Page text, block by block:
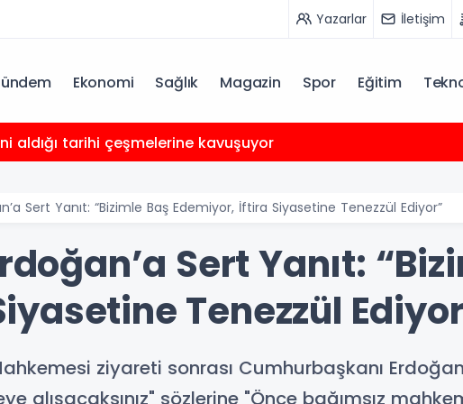
Yazarlar İletişim
Ekonomi Sağlık Magazin Spor Eğitim
aldığı tarihi çeşmelerine kavuşuyor
Sert Yanıt: “Bizimle Baş Edemiyor, İftira Siyasetine Tenezzül Ediyor”
Sert Yanıt:
Tenezzül
ziyareti sonrası Cumhurbaşkanı
alışacaksınız" sözlerine "Önce bağımsız